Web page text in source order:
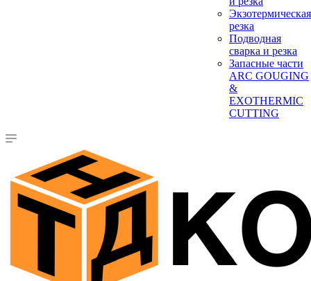
Экзотермическая
резка
Подводная
сварка и резка
Запасные части
ARC GOUGING
&
EXOTHERMIC
CUTTING